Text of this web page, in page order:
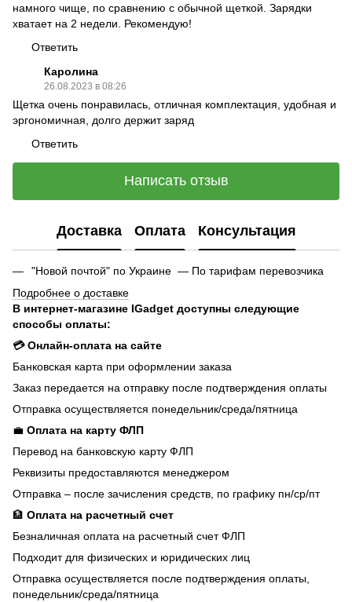
намного чище, по сравнению с обычной щеткой. Зарядки
хватает на 2 недели. Рекомендую!
Ответить
Каролина
26.08.2023 в 08:26
Щетка очень понравилась, отличная комплектация, удобная и
эргономичная, долго держит заряд
Ответить
Написать отзыв
Доставка Оплата Консультация
"Новой почтой" по Украине — По тарифам перевозчика
Подробнее о доставке
В интернет-магазине IGadget доступны следующие
способы оплаты:
💳 Онлайн-оплата на сайте
Банковская карта при оформлении заказа
Заказ передается на отправку после подтверждения оплаты
Отправка осуществляется понедельник/среда/пятница
💼 Оплата на карту ФЛП
Перевод на банковскую карту ФЛП
Реквизиты предоставляются менеджером
Отправка – после зачисления средств, по графику пн/ср/пт
🏦 Оплата на расчетный счет
Безналичная оплата на расчетный счет ФЛП
Подходит для физических и юридических лиц
Отправка осуществляется после подтверждения оплаты,
понедельник/среда/пятница